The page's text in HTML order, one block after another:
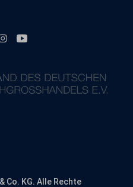
Co. KG. Alle Rechte